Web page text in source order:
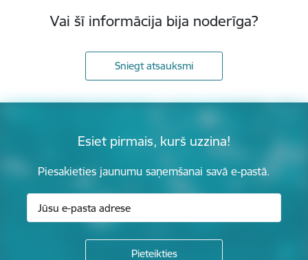
Vai šī informācija bija noderīga?
Sniegt atsauksmi
Esiet pirmais, kurš uzzina!
Piesakieties jaunumu saņemšanai savā e-pastā.